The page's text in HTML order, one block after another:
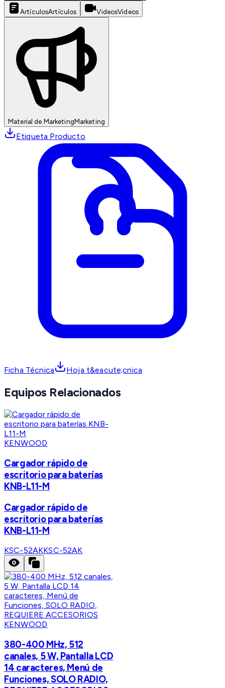
ArtículosArtículos VideosVideos
Material de MarketingMarketing
Etiqueta Producto
Ficha Técnica Hoja t&eacute;cnica
Equipos Relacionados
KENWOOD
Cargador rápido de
escritorio para baterías
KNB-L11-M
Cargador rápido de
escritorio para baterías
KNB-L11-M
KSC-52AKKSC-52AK
KENWOOD
380-400 MHz, 512
canales, 5 W, Pantalla LCD
14 caracteres, Menú de
Funciones, SOLO RADIO,